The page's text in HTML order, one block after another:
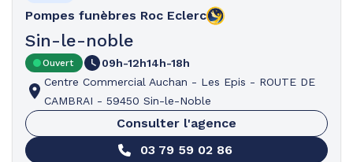
Pompes funèbres Roc Eclerc
Sin-le-noble
Ouvert 09h-12h14h-18h
Centre Commercial Auchan - Les Epis - ROUTE DE
CAMBRAI - 59450 Sin-le-Noble
Consulter l'agence
03 79 59 02 86